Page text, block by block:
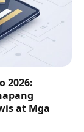
2026:
at Mga